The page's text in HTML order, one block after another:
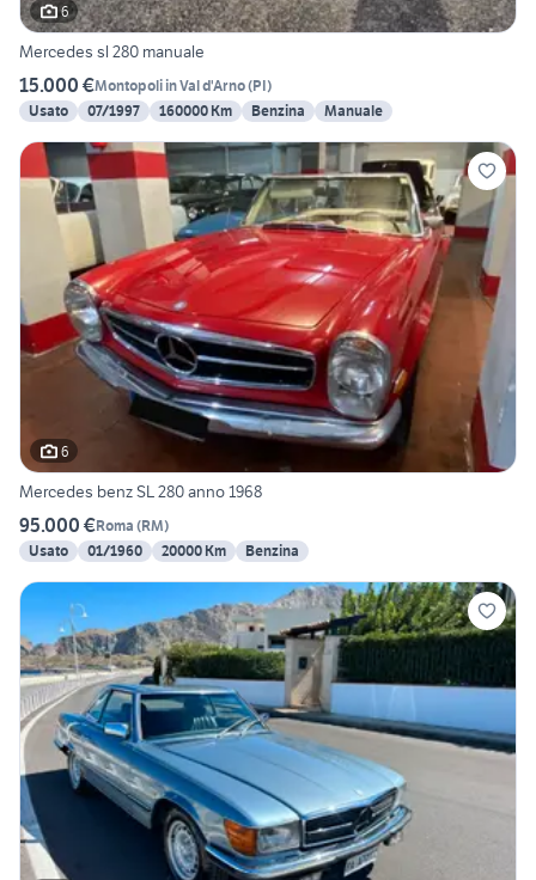
6
Mercedes sl 280 manuale
15.000 €Montopoli in Val d'Arno(PI)
Usato
07/1997 160000 Km Benzina Manuale
6
Mercedes benz SL 280 anno 1968
95.000 €Roma (RM)
Usato
01/1960 20000 Km Benzina